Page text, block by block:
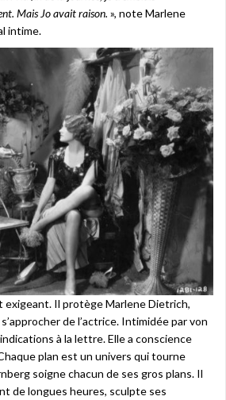
Mais Jo avait raison. », note Marlene
intime.
exigeant. Il protège Marlene Dietrich,
de l’actrice. Intimidée par von
à la lettre. Elle a conscience
plan est un univers qui tourne
soigne chacun de ses gros plans. Il
de longues heures, sculpte ses